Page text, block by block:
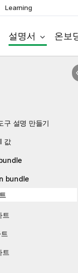
Learning
설명서 온보
지
구 설명 만들기
값
bundle
트
트